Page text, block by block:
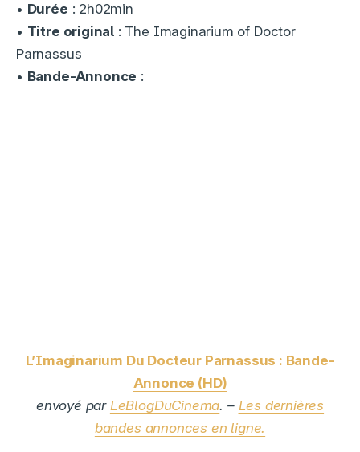
• Durée : 2h02min
• Titre original : The Imaginarium of Doctor
Parnassus
• Bande-Annonce :
L’Imaginarium Du Docteur Parnassus : Bande-
Annonce (HD)
envoyé par LeBlogDuCinema. – Les dernières
bandes annonces en ligne.